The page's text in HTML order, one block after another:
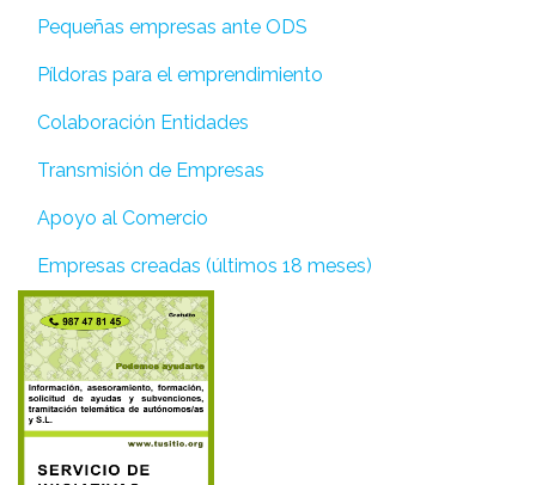
Pequeñas empresas ante ODS
Píldoras para el emprendimiento
Colaboración Entidades
Transmisión de Empresas
Apoyo al Comercio
Empresas creadas (últimos 18 meses)